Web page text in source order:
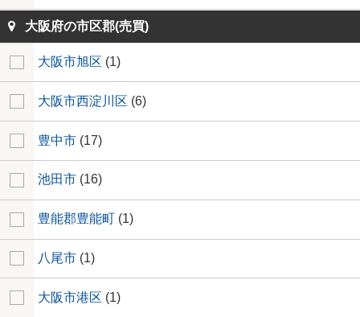
大阪府の市区郡(売買)
大阪市旭区 (1)
大阪市西淀川区 (6)
豊中市 (17)
池田市 (16)
豊能郡豊能町 (1)
八尾市 (1)
大阪市港区 (1)